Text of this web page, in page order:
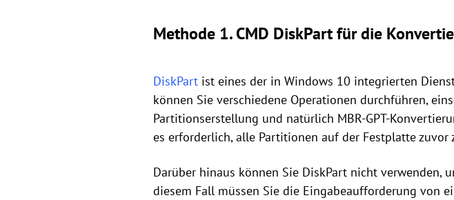
Methode 1. CMD DiskPart für die
DiskPart ist eines der in Windows 10 integrierten
können Sie verschiedene Operationen durchführen,
Partitionserstellung und natürlich MBR-GPT-
es erforderlich, alle Partitionen auf der Festplatte
Darüber hinaus können Sie DiskPart nicht verwenden,
diesem Fall müssen Sie die Eingabeaufforderung von